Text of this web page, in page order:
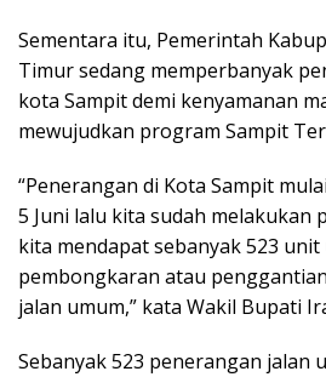
Sementara itu, Pemerintah
Timur sedang memperbanyak
kota Sampit demi kenyamanan
mewujudkan program Sampit
“Penerangan di Kota Sampit
5 Juni lalu kita sudah melakukan
kita mendapat sebanyak 523
pembongkaran atau
jalan umum,” kata Wakil Bupati
Sebanyak 523 penerangan jalan